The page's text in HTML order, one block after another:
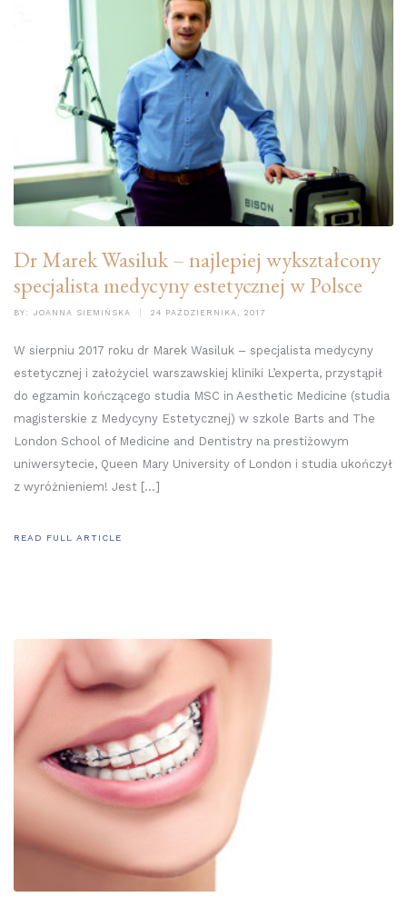
Dr Marek Wasiluk – najlepiej wykształcony
specjalista medycyny estetycznej w Polsce
BY: JOANNA SIEMIŃSKA 24 PAŹDZIERNIKA, 2017
W sierpniu 2017 roku dr Marek Wasiluk – specjalista medycyny
estetycznej i założyciel warszawskiej kliniki L’experta, przystąpił
do egzamin kończącego studia MSC in Aesthetic Medicine (studia
magisterskie z Medycyny Estetycznej) w szkole Barts and The
London School of Medicine and Dentistry na prestiżowym
uniwersytecie, Queen Mary University of London i studia ukończył
z wyróżnieniem! Jest […]
READ FULL ARTICLE